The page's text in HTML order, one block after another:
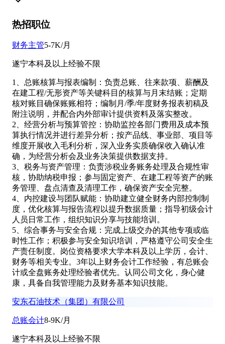
热招职位
财务主管5-7K/月
遂宁本科及以上经验不限
1、总账核算与报表编制：负责总账、往来款项、薪酬及
在建工程/无形资产等关键科目的核算与月末结账；定期
核对账目确保账账相符；编制月/季/年度财务报表初稿及
附注说明，并配合内外部审计提供资料及落实整改。
2、经营分析与预算管控：协助监控各部门费用及成本预
算执行情况并进行差异分析；按产品线、事业部、项目等
维度开展收入毛利分析，深入业务实质确保收入确认准
确，为经营分析会及业务决策提供数据支持。
3、税务与资产管理：负责涉税业务账务处理及合规性审
核，协助纳税申报；参与固定资产、在建工程等资产的账
务管理、盘点清查及清理工作，确保资产安全完整。
4、内控建设与团队赋能：协助建立健全财务内部控制制
度，优化核算与报告流程以提升数据质量；指导初级会计
人员日常工作，组织知识分享与技能培训。
5、综合事务与安全合规：完成上级交办的其他专项或临
时性工作；积极参与安全知识培训，严格遵守公司安全生
产责任制度。岗位资格要求大学本科及以上学历，会计、
财务等相关专业。3年以上财务会计工作经验，有总账会
计或全盘账务处理经验者优先。认同公司文化，身心健
康，具备自我管理能力及财务基本知识技能。
安东石油技术（集团）有限公司
总账会计8-9K/月
遂宁本科及以上经验不限